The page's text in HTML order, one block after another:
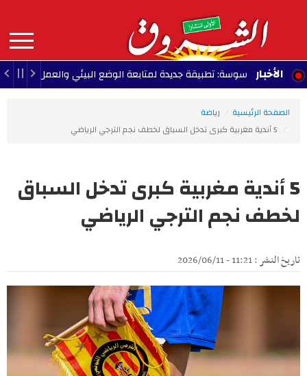
contenu
principal
MAIN
NAVIGATION الأخبار
سوسة: تطبيقة جديدة لمتابعة الوضع البيئي والعمل البلدي 08/09
الصفحة الرئيسية
رياضة
5 أندية مغربية كبرى تدخل السباق لخطف نجم الترجي الرياضي
5 أندية مغربية كبرى تدخل السباق
لخطف نجم الترجي الرياضي
تاريخ النشر : 11:21 - 2026/06/11